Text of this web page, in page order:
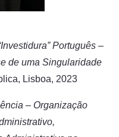
Português –
de uma Singularidade
Lisboa, 2023
– Organização